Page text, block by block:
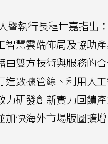
暨執行長程世嘉指出
智慧雲端佈局及協助
由雙方技術與服務的
造數據管線、利用人
力研發創新實力回饋
加快海外市場版圖擴